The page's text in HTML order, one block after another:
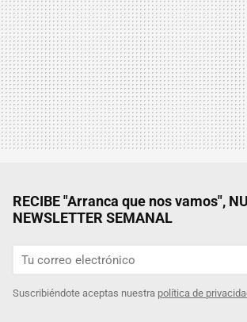
RECIBE "Arranca que nos vamos",
NEWSLETTER SEMANAL
Suscribiéndote aceptas nuestra política de